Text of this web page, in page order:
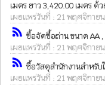
เมตร ยาว 3,420.00 เมตร ด้
เผยแพร่วันที่ : 21 พฤศจิกายน
rss_feed ซื้อจัดซื้อถ่าน ขนาด AA ,
เผยแพร่วันที่ : 21 พฤศจิกายน
rss_feed ซื้อวัสดุสำนักงานสำหรับ
เผยแพร่วันที่ : 21 พฤศจิกายน